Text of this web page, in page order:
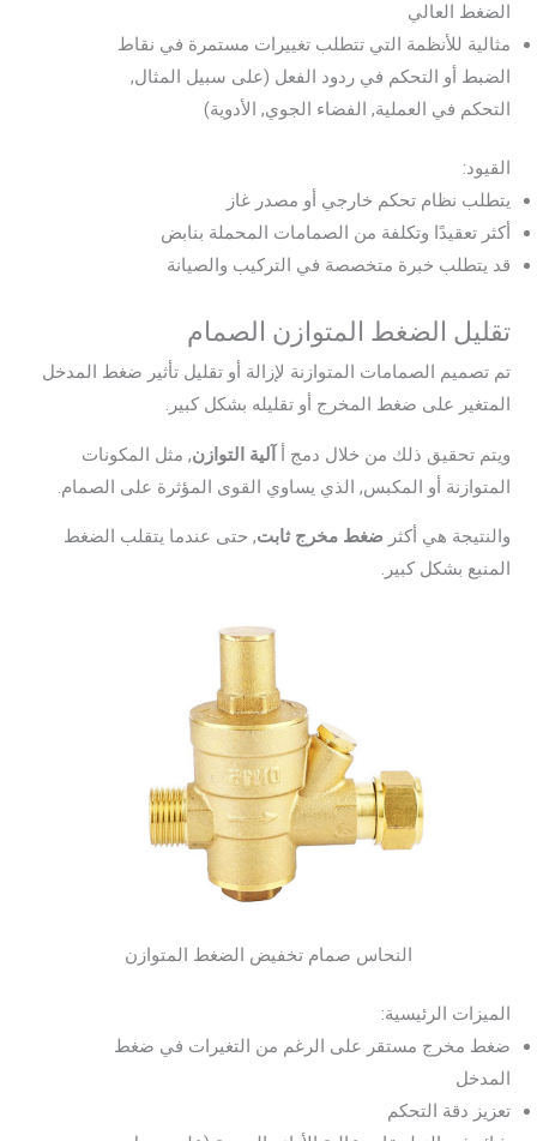
الضغط العالي
مثالية للأنظمة التي تتطلب تغييرات مستمرة في نقاط
الضبط أو التحكم في ردود الفعل (على سبيل المثال,
التحكم في العملية, الفضاء الجوي, الأدوية)
القيود:
يتطلب نظام تحكم خارجي أو مصدر غاز
أكثر تعقيدًا وتكلفة من الصمامات المحملة بنابض
قد يتطلب خبرة متخصصة في التركيب والصيانة
تقليل الضغط المتوازن الصمام
تم تصميم الصمامات المتوازنة لإزالة أو تقليل تأثير ضغط المدخل
المتغير على ضغط المخرج أو تقليله بشكل كبير.
ويتم تحقيق ذلك من خلال دمج أ آلية التوازن, مثل المكونات
المتوازنة أو المكبس, الذي يساوي القوى المؤثرة على الصمام.
والنتيجة هي أكثر ضغط مخرج ثابت, حتى عندما يتقلب الضغط
المنبع بشكل كبير.
النحاس صمام تخفيض الضغط المتوازن
الميزات الرئيسية:
ضغط مخرج مستقر على الرغم من التغيرات في ضغط
المدخل
تعزيز دقة التحكم